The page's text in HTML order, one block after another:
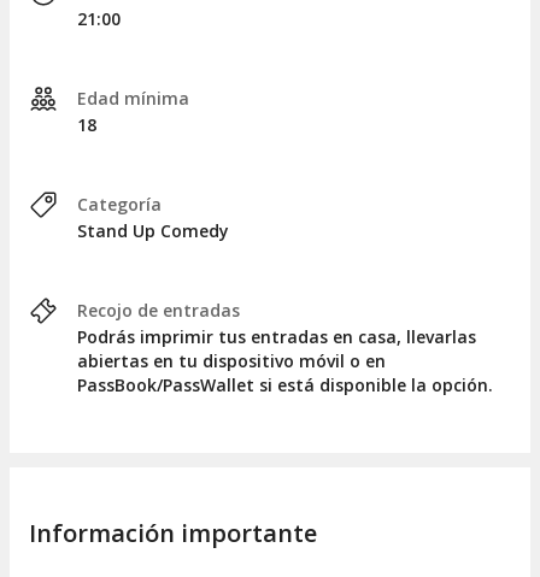
21:00
Edad mínima
18
Categoría
Stand Up Comedy
Recojo de entradas
Podrás imprimir tus entradas en casa, llevarlas
abiertas en tu dispositivo móvil o en
PassBook/PassWallet si está disponible la opción.
Información importante